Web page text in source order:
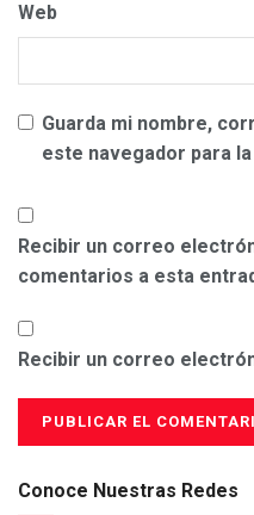
Web
Guarda mi nombre,
este navegador para
Recibir un correo
comentarios a esta
Recibir un correo
Conoce Nuestras Redes